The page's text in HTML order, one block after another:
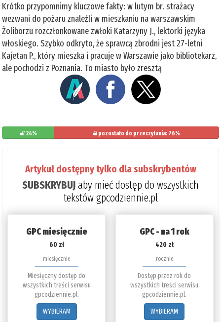
Krótko przypomnimy kluczowe fakty: w lutym br. strażacy
wezwani do pożaru znaleźli w mieszkaniu na warszawskim
Żoliborzu rozczłonkowane zwłoki Katarzyny J., lektorki języka
włoskiego. Szybko odkryto, że sprawcą zbrodni jest 27-letni
Kajetan P., który mieszka i pracuje w Warszawie jako bibliotekarz,
ale pochodzi z Poznania. To miasto było zresztą
24% pozostało do przeczytania: 76%
Artykuł dostępny tylko dla subskrybentów
SUBSKRYBUJaby mieć dostęp do wszystkich
tekstów gpcodziennie.pl
GPC miesięcznie
60 zł
miesięcznie
Miesięczny dostęp do
wszystkich treści serwisu
gpcodziennie.pl.
WYBIERAM
GPC - na 1 rok
420 zł
rocznie
Dostęp przez rok do
wszystkich treści serwisu
gpcodziennie.pl.
WYBIERAM